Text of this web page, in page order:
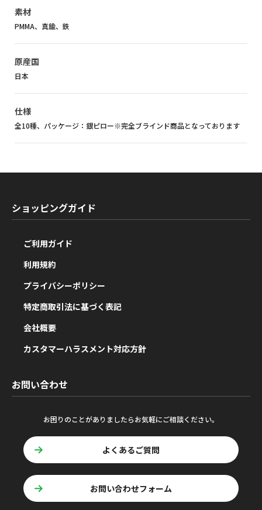
素材
PMMA、真鍮、鉄
原産国
日本
仕様
全10種、パッケージ：銀ピロー※完全ブラインド商品となっております
ショッピングガイド
ご利用ガイド
利用規約
プライバシーポリシー
特定商取引法に基づく表記
会社概要
カスタマーハラスメント対応方針
お問い合わせ
お困りのことがありましたらお気軽にご相談ください。
よくあるご質問
お問い合わせフォーム